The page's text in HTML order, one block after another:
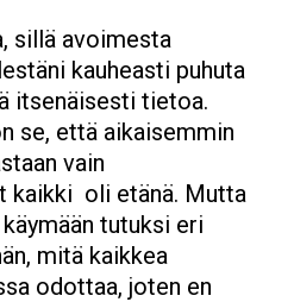
sillä avoimesta
kauheasti puhuta
itsenäisesti tietoa.
se, että aikaisemmin
vain
kaikki oli etänä. Mutta
tutuksi eri
mitä kaikkea
odottaa, joten en